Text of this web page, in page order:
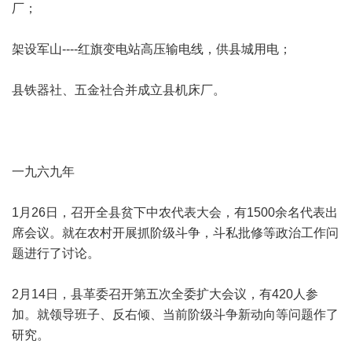
厂；
架设军山----红旗变电站高压输电线，供县城用电；
县铁器社、五金社合并成立县机床厂。
一九六九年
1月26日，召开全县贫下中农代表大会，有1500余名代表出
席会议。就在农村开展抓阶级斗争，斗私批修等政治工作问
题进行了讨论。
2月14日，县革委召开第五次全委扩大会议，有420人参
加。就领导班子、反右倾、当前阶级斗争新动向等问题作了
研究。